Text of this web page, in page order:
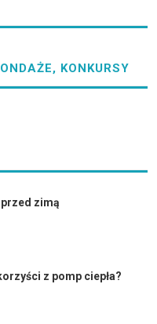
KONKURSY
zimą
z pomp ciepła?